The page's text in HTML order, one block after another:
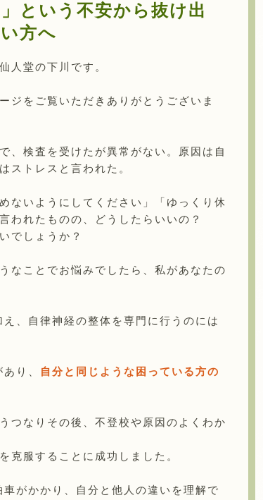
という不安から抜け出
方へ
人堂の下川です。
ジをご覧いただきありがとうございま
、検査を受けたが異常がない。原因は自
ストレスと言われた。
ないようにしてください」「ゆっくり休
われたものの、どうしたらいいの？
でしょうか？
なことでお悩みでしたら、私があなたの
、自律神経の整体を専門に行うのには
り、
自分と同じような困っている方の
つなりその後、不登校や原因のよくわか
克服することに成功しました。
がかかり、自分と他人の違いを理解で